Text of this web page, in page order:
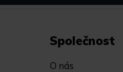
Společnost
O nás